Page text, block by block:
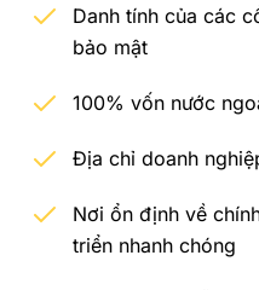
Danh tính của các
bảo mật
100% vốn nước
Địa chỉ doanh
Nơi ổn định về
triển nhanh chóng